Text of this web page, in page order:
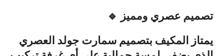
🔹 تصميم عصري ومميز
يمتاز المكيف بتصميم سمارت جولد العصري